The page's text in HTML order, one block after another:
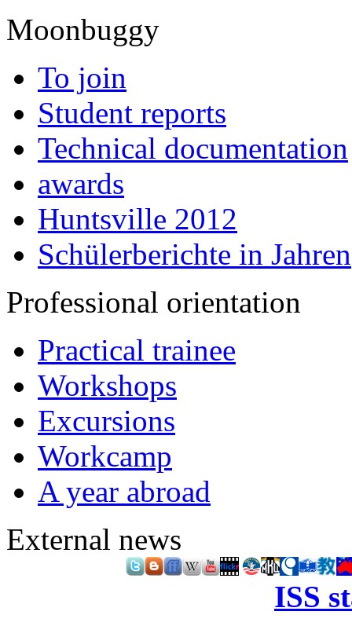
Moonbuggy
To join
Student reports
Technical documentation
awards
Huntsville 2012
Schülerberichte in Jahren
Professional orientation
Practical trainee
Workshops
Excursions
Workcamp
A year abroad
External news
ISS